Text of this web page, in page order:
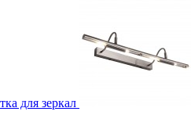
для зеркал